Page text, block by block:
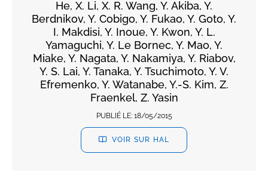
He, X. Li, X. R. Wang, Y. Akiba, Y.
Berdnikov, Y. Cobigo, Y. Fukao, Y. Goto, Y.
I. Makdisi, Y. Inoue, Y. Kwon, Y. L.
Yamaguchi, Y. Le Bornec, Y. Mao, Y.
Miake, Y. Nagata, Y. Nakamiya, Y. Riabov,
Y. S. Lai, Y. Tanaka, Y. Tsuchimoto, Y. V.
Efremenko, Y. Watanabe, Y.-S. Kim, Z.
Fraenkel, Z. Yasin
PUBLIÉ LE: 18/05/2015
VOIR SUR HAL